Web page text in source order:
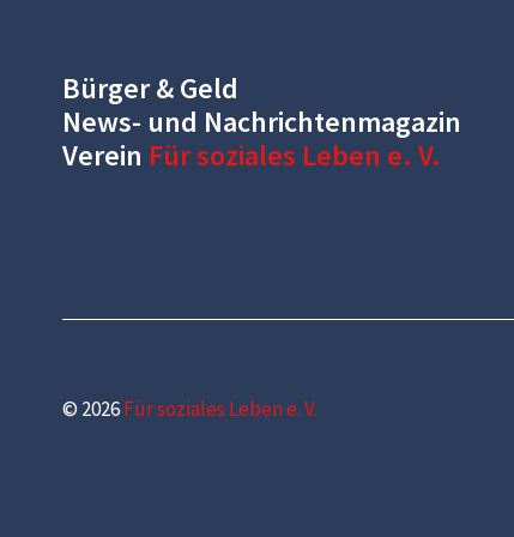
Bürger & Geld
News- und Nachrichtenmagazin
Verein Für soziales Leben e. V.
© 2026Für soziales Leben e. V.